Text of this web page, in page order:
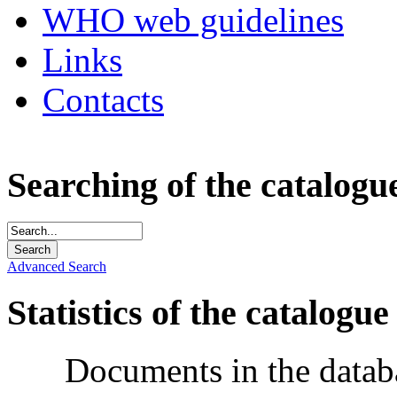
WHO web guidelines
Links
Contacts
Searching of the
Advanced Search
Statistics of the catalogue
Documents in the